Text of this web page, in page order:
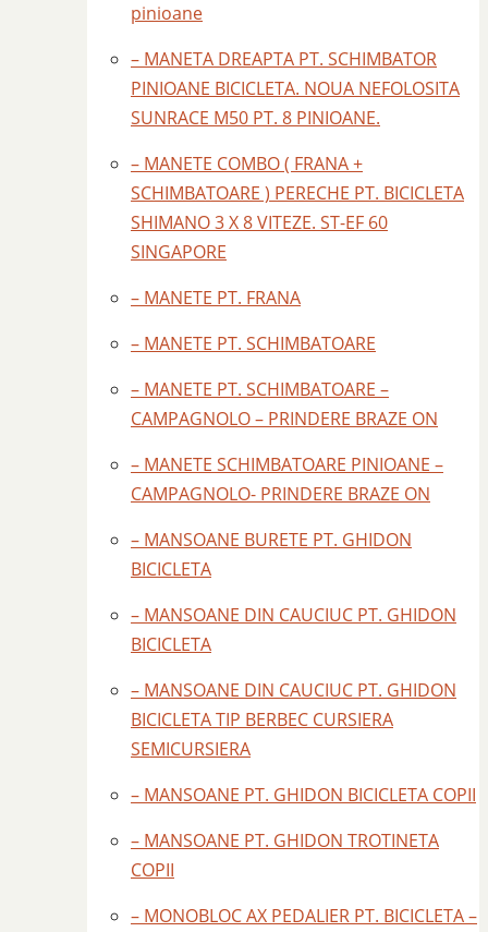
pinioane
– MANETA DREAPTA PT. SCHIMBATOR
PINIOANE BICICLETA. NOUA NEFOLOSITA
SUNRACE M50 PT. 8 PINIOANE.
– MANETE COMBO ( FRANA +
SCHIMBATOARE ) PERECHE PT. BICICLETA
SHIMANO 3 X 8 VITEZE. ST-EF 60
SINGAPORE
– MANETE PT. FRANA
– MANETE PT. SCHIMBATOARE
– MANETE PT. SCHIMBATOARE –
CAMPAGNOLO – PRINDERE BRAZE ON
– MANETE SCHIMBATOARE PINIOANE –
CAMPAGNOLO- PRINDERE BRAZE ON
– MANSOANE BURETE PT. GHIDON
BICICLETA
– MANSOANE DIN CAUCIUC PT. GHIDON
BICICLETA
– MANSOANE DIN CAUCIUC PT. GHIDON
BICICLETA TIP BERBEC CURSIERA
SEMICURSIERA
– MANSOANE PT. GHIDON BICICLETA COPII
– MANSOANE PT. GHIDON TROTINETA
COPII
– MONOBLOC AX PEDALIER PT. BICICLETA –